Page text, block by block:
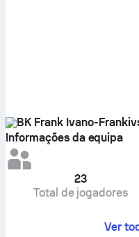
BK Frank Ivano-
Informações da equipa
23
Total de jogadores
Ver